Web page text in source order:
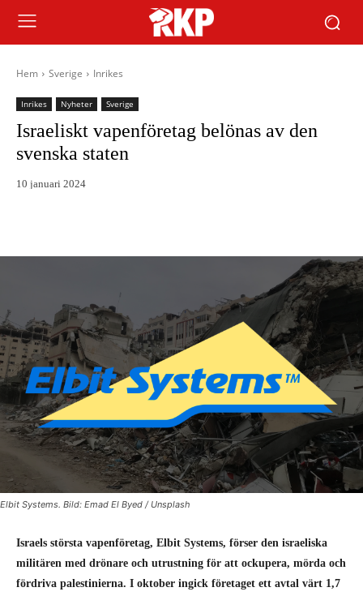
Hem Sverige Inrikes
Inrikes Nyheter Sverige
Israeliskt vapenföretag belönas av den
svenska staten
10 januari 2024
Elbit Systems. Bild: Emad El Byed / Unsplash
Israels största vapenföretag, Elbit Systems, förser den israeliska
militären med drönare och utrustning för att ockupera, mörda och
fördriva palestinierna. I oktober ingick företaget ett avtal värt 1,7